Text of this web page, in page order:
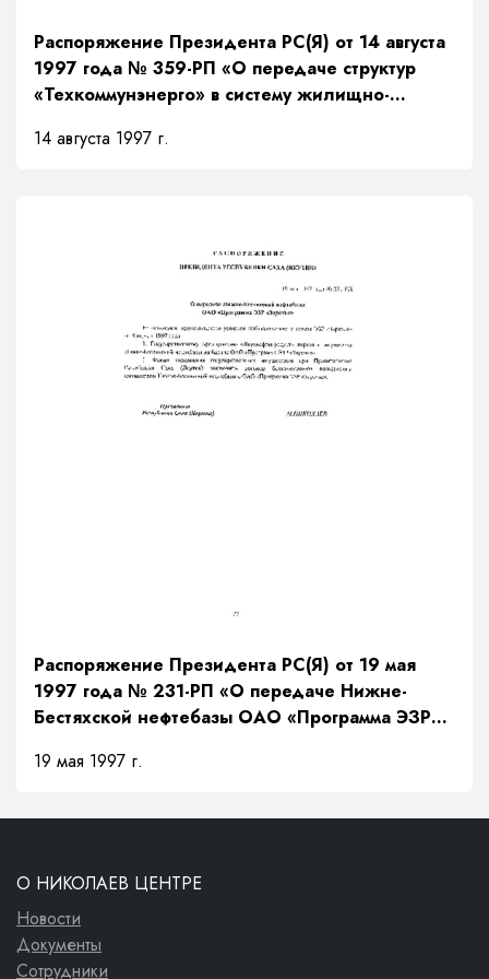
Распоряжение Президента РС(Я) от 14 августа
1997 года № 359-РП «О передаче структур
«Техкоммунэнерго» в систему жилищно-
14 августа 1997 г.
Распоряжение Президента РС(Я) от 19 мая
1997 года № 231-РП «О передаче Нижне-
Бестяхской нефтебазы ОАО «Программа ЭЗР
19 мая 1997 г.
О НИКОЛАЕВ ЦЕНТРЕ
Новости
Документы
Сотрудники